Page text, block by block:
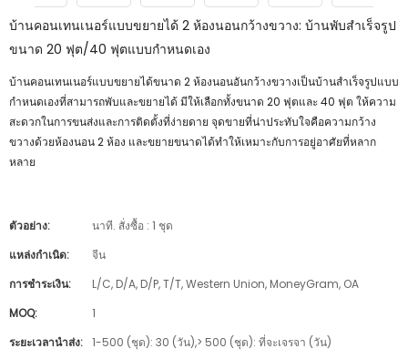
บ้านคอนเทนเนอร์แบบขยายได้ 2 ห้องนอนกว้างขวาง: บ้านพับสำเร็จรูป
ขนาด 20 ฟุต/40 ฟุตแบบกำหนดเอง
บ้านคอนเทนเนอร์แบบขยายได้ขนาด 2 ห้องนอนอันกว้างขวางเป็นบ้านสำเร็จรูปแบบ
กำหนดเองที่สามารถพับและขยายได้ มีให้เลือกทั้งขนาด 20 ฟุตและ 40 ฟุต ให้ความ
สะดวกในการขนส่งและการติดตั้งที่ง่ายดาย จุดขายที่น่าประทับใจคือความกว้าง
ขวางด้วยห้องนอน 2 ห้อง และขยายขนาดได้ทำให้เหมาะกับการอยู่อาศัยที่หลาก
หลาย
ตัวอย่าง:
นาที. สั่งซื้อ : 1 ชุด
แหล่งกำเนิด:
จีน
การชำระเงิน:
L/C, D/A, D/P, T/T, Western Union, MoneyGram, OA
MOQ:
1
ระยะเวลานำส่ง: 1-500 (ชุด): 30 (วัน),> 500 (ชุด): ที่จะเจรจา (วัน)